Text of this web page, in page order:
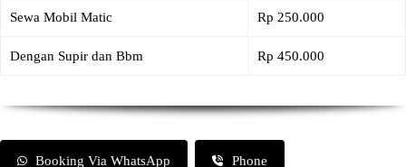
Sewa Mobil Matic Rp 250.000
Dengan Supir dan Bbm Rp 450.000
Booking Via WhatsApp Phone